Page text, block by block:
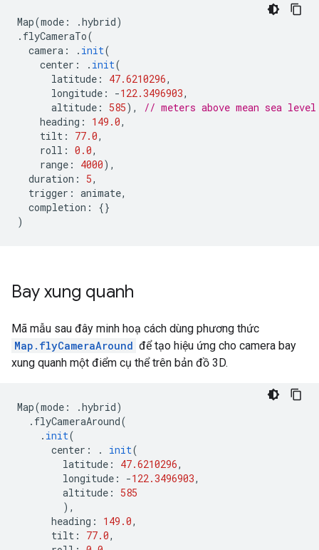
Map(mode : .hybrid)
. flyCameraTo(
camera : . init(
center : . init(
latitude : 47.6210296,
longitude : -122.3496903,
altitude : 585),
// meters above mean sea level
heading : 149.0,
tilt : 77.0,
roll : 0.0,
range : 4000),
duration : 5,
trigger : animate,
completion :
{}
)
Bay xung quanh
Mã mẫu sau đây minh hoạ cách dùng phương thức
Map.flyCameraAround để tạo hiệu ứng cho camera bay
xung quanh một điểm cụ thể trên bản đồ 3D.
Map(mode : .hybrid)
. flyCameraAround(
. init(
center : . init(
latitude : 47.6210296,
longitude : -122.3496903,
altitude :
585
),
heading : 149.0,
tilt : 77.0,